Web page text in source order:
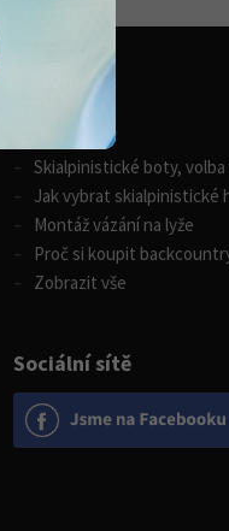
Sociální sítě
Zimní sporty
Skialpinistické boty,
Jak vybrat skialpinistické
Montáž vázání na lyže
Proč si koupit
Zobrazit vše